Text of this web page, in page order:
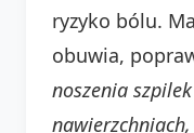
ryzyko bólu.
obuwia,
noszenia